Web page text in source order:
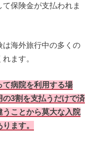
保険金が支払われま
海外旅行中の多くの
ます。
て病院を利用する場
3割を支払うだけで済
ことから莫大な入院
ます。